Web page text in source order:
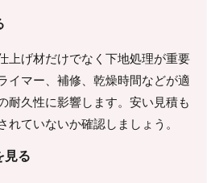
上げ材だけでなく下地処理が重要
イマー、補修、乾燥時間などが適
耐久性に影響します。安い見積も
れていないか確認しましょう。
見る